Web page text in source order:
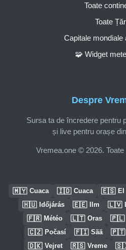
Despre
Sursa ta de încredere pentru
și live pentru orașe
Vremea.one © 2026.
Toate
Toate
Capitale mondiale
🧩 Widget
🇲🇾 Cuaca 🇮🇩 Cuaca 🇪🇸
🇭🇺 Időjárás 🇪🇪 Ilm 🇱🇻
🇫🇷 Météo 🇱🇹 Oras 🇵🇱
🇨🇿 Počasí 🇫🇮 Sää 🇵🇹
🇩🇰 Vejret 🇷🇸 Vreme